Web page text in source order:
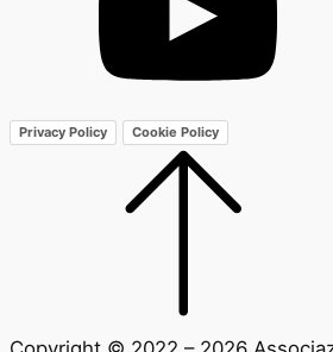
Privacy Policy Cookie Policy